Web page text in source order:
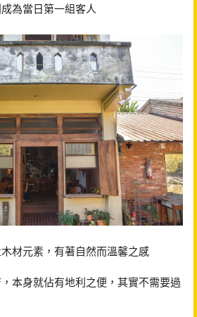
為當日第一組客人
材元素，有著自然而溫馨之感
本身就佔有地利之便，其實不需要過